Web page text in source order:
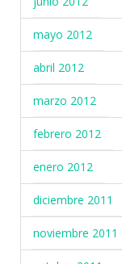
mayo 2012
abril 2012
marzo 2012
febrero 2012
enero 2012
diciembre 2011
noviembre 2011